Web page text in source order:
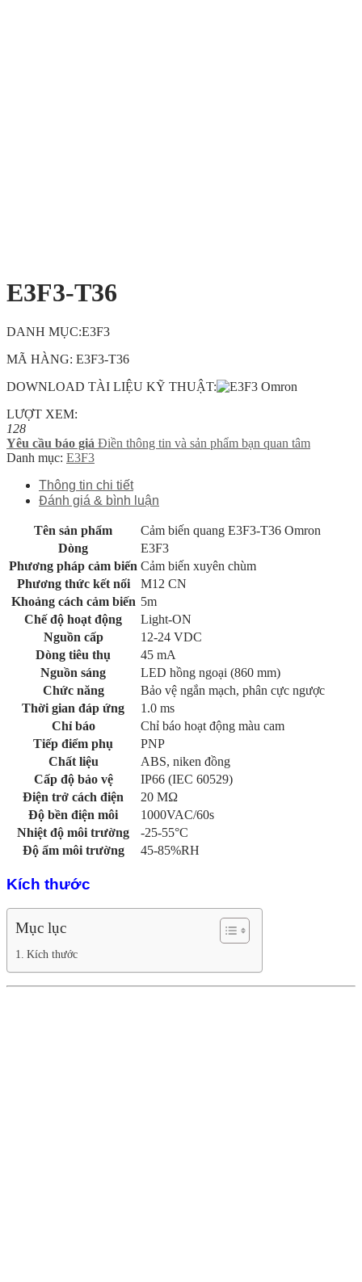
E3F3-T36
DANH MỤC:E3F3
MÃ HÀNG: E3F3-T36
DOWNLOAD TÀI LIỆU KỸ THUẬT:
LƯỢT XEM:
128
Yêu cầu báo giá Điền thông tin và sản phẩm bạn quan tâm
Danh mục: E3F3
Thông tin chi tiết
Đánh giá & bình luận
Tên sản phẩm
Cảm biến quang E3F3-T36 Omron
Dòng
E3F3
Phương pháp cảm biến Cảm biến xuyên chùm
Phương thức kết nối
M12 CN
Khoảng cách cảm biến 5m
Chế độ hoạt động
Light-ON
Nguồn cấp
12-24 VDC
Dòng tiêu thụ
45 mA
Nguồn sáng
LED hồng ngoại (860 mm)
Chức năng
Bảo vệ ngắn mạch, phân cực ngược
Thời gian đáp ứng
1.0 ms
Chỉ báo
Chỉ báo hoạt động màu cam
Tiếp điểm phụ
PNP
Chất liệu
ABS, niken đồng
Cấp độ bảo vệ
IP66 (IEC 60529)
Điện trở cách điện
20 MΩ
Độ bền điện môi
1000VAC/60s
Nhiệt độ môi trường
-25-55°C
Độ ẩm môi trường
45-85%RH
Kích thước
Mục lục
Kích thước